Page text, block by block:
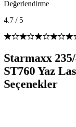
Değerlendirme
4.7 / 5
Starmaxx
ST760 Yaz
Seçenekler